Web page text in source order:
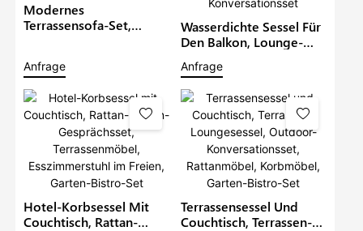
Modernes
Terrassensofa-Set,
Korbmöbel, Outdoor-
Gesprächs-Gartenmöbel
Anfrage
Wasserdichte Sessel Für
Den Balkon, Lounge-
Sofa-Set Für Die
Terrasse, Modernes
Rattan-Bistro-Set,
Gartenmöbel,
Korbmöbel, Garten-
Konversationsset
Anfrage
Hotel-Korbsessel Mit
Couchtisch, Rattan-
Terrassensessel Und
Couchtisch, Terrassen-